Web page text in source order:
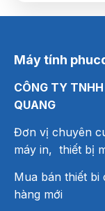
Máy tính
CÔNG TY
QUANG
Đơn vị chuyên
máy in, thiết bị
Mua bán thiết bi
hàng mới